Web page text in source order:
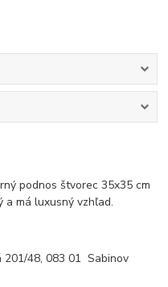
podnos štvorec 35x35 cm
a má luxusný vzhľad.
201/48, 083 01 Sabinov